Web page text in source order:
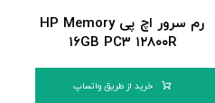
رم سرور اچ پی HP Memory
۱۶GB PC۳ ۱۲۸۰۰R
خرید از طریق واتساپ